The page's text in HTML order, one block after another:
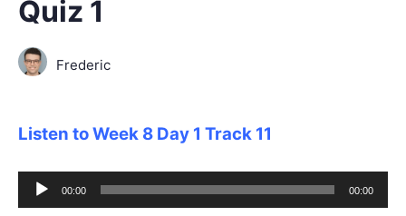
Quiz 1
Frederic
Listen to Week 8 Day 1 Track 11
Audio
Player
00:00 00:00